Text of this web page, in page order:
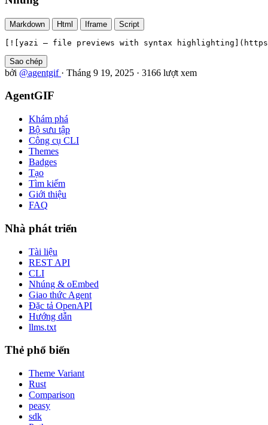
Markdown Html Iframe Script
[![yazi — file previews with syntax
Sao chép
bởi @agentgif · Tháng 9 19, 2025 · 3166 lượt xem
AgentGIF
Khám phá
Bộ sưu tập
Công cụ CLI
Themes
Badges
Tạo
Tìm kiếm
Giới thiệu
FAQ
Nhà phát triển
Tài liệu
REST API
CLI
Nhúng & oEmbed
Giao thức Agent
Đặc tả OpenAPI
Hướng dẫn
llms.txt
Thẻ phổ biến
Theme Variant
Rust
Comparison
peasy
sdk